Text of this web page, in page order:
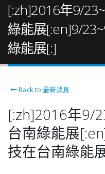
[:zh]2016年9/
綠能展[:en]9/
綠能展[:]
Back to 最新消息
[:zh]2016年9/
台南綠能展
技在台南綠能